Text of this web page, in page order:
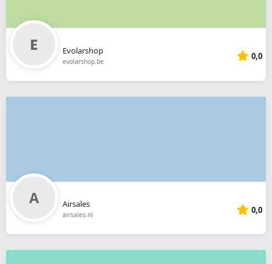
Evolarshop
evolarshop.be 0,0
Airsales
airsales.nl 0,0